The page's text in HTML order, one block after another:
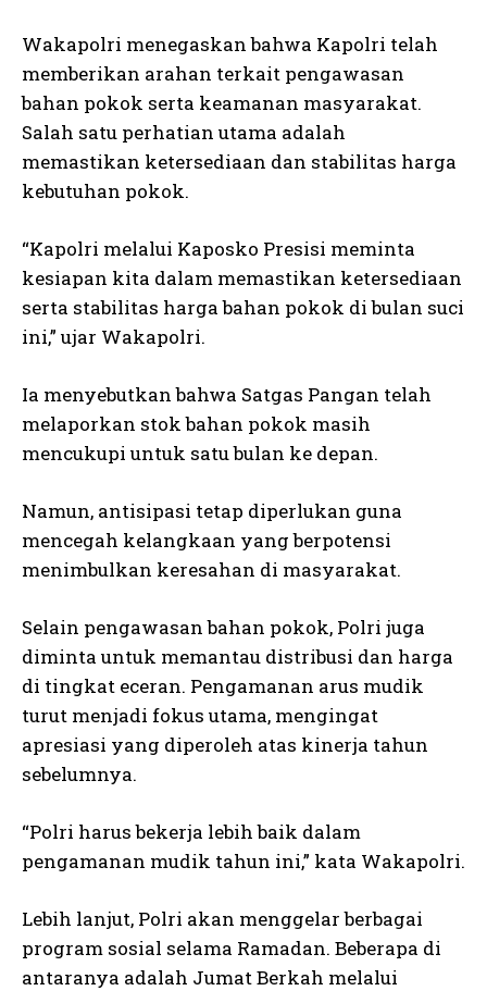
Wakapolri menegaskan bahwa Kapolri telah
memberikan arahan terkait pengawasan
bahan pokok serta keamanan masyarakat.
Salah satu perhatian utama adalah
memastikan ketersediaan dan stabilitas harga
kebutuhan pokok.
“Kapolri melalui Kaposko Presisi meminta
kesiapan kita dalam memastikan ketersediaan
serta stabilitas harga bahan pokok di bulan suci
ini,” ujar Wakapolri.
Ia menyebutkan bahwa Satgas Pangan telah
melaporkan stok bahan pokok masih
mencukupi untuk satu bulan ke depan.
Namun, antisipasi tetap diperlukan guna
mencegah kelangkaan yang berpotensi
menimbulkan keresahan di masyarakat.
Selain pengawasan bahan pokok, Polri juga
diminta untuk memantau distribusi dan harga
di tingkat eceran. Pengamanan arus mudik
turut menjadi fokus utama, mengingat
apresiasi yang diperoleh atas kinerja tahun
sebelumnya.
“Polri harus bekerja lebih baik dalam
pengamanan mudik tahun ini,” kata Wakapolri.
Lebih lanjut, Polri akan menggelar berbagai
program sosial selama Ramadan. Beberapa di
antaranya adalah Jumat Berkah melalui